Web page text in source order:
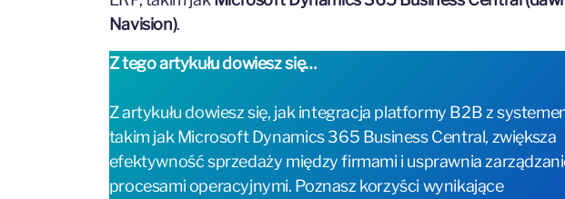
Navision).
Z tego artykułu dowiesz się…
Z artykułu dowiesz się, jak integracja platformy B2B z
takim jak Microsoft Dynamics 365 Business Central, zwiększa
efektywność sprzedaży między firmami i usprawnia
procesami operacyjnymi. Poznasz korzyści wynikające